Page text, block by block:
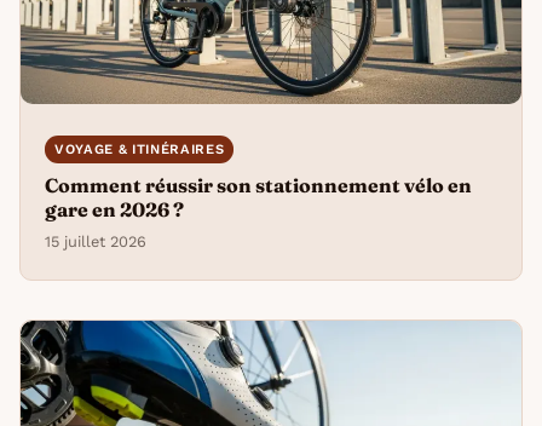
VOYAGE & ITINÉRAIRES
Comment réussir son stationnement vélo en
gare en 2026 ?
15 juillet 2026